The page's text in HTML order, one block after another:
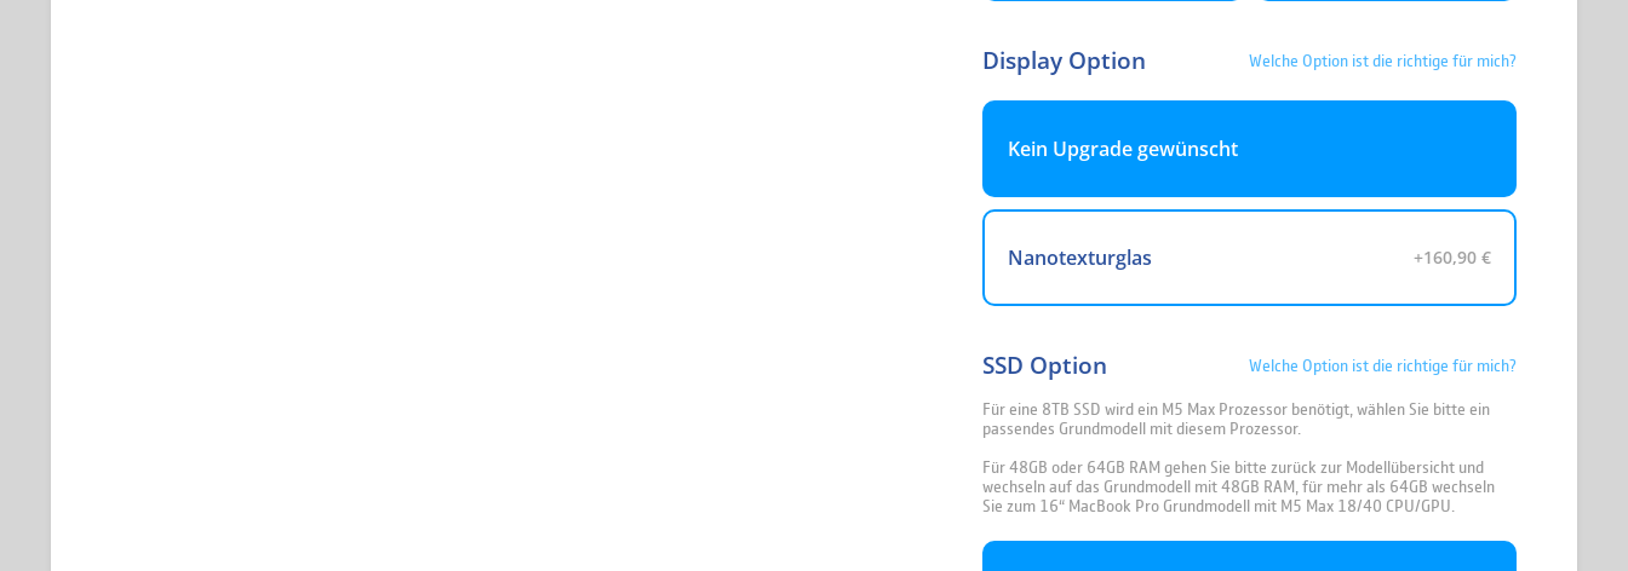
Display Option Welche Option ist die richtige für mich?
Kein Upgrade gewünscht
Nanotexturglas +160,90 €
SSD Option Welche Option ist die richtige für mich?
Für eine 8TB SSD wird ein M5 Max Prozessor benötigt, wählen Sie bitte ein
passendes Grundmodell mit diesem Prozessor.
Für 48GB oder 64GB RAM gehen Sie bitte zurück zur Modellübersicht und
wechseln auf das Grundmodell mit 48GB RAM, für mehr als 64GB wechseln
Sie zum 16“ MacBook Pro Grundmodell mit M5 Max 18/40 CPU/GPU.